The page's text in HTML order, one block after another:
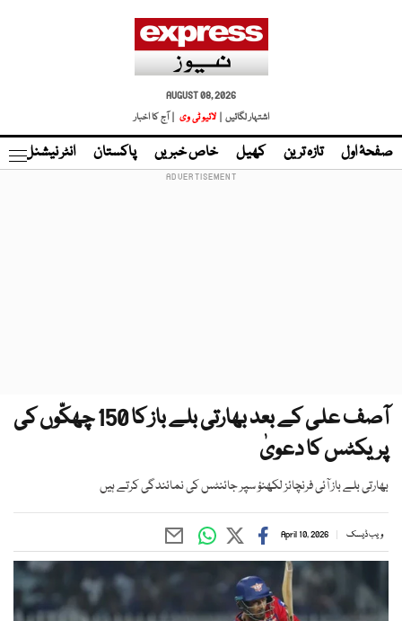
AUGUST 08, 2026
اشتہار لگائیں |
لائیو ٹی وی | آج کا اخبار
صفحۂ اول تازہ ترین کھیل خاص خبریں پاکستان انٹر نیشنل
آصف علی کے بعد بھارتی بلے باز کا 150 چھکّوں کی
پریکٹس کا دعویٰ
بھارتی بلے باز آئی فرنچائز لکھنؤ سپر جائنٹس کی نمائندگی کرتے ہیں
ویب ڈیسک April 10, 2026